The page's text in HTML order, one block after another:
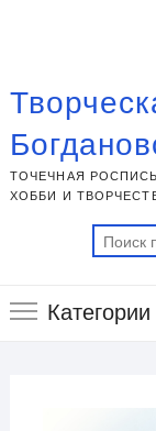
ТОЧЕЧНАЯ
ХОББИ И
Категории